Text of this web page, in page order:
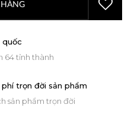
quốc
64 tỉnh thành
trọn đời sản phẩm
sản phẩm trọn đời